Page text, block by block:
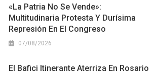
«La Patria No Se Vende»:
Multitudinaria Protesta Y Durísima
Represión En El Congreso
07/08/2026
El Bafici Itinerante Aterriza En Rosario